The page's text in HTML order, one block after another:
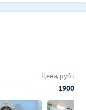
Цена, руб.:
1900